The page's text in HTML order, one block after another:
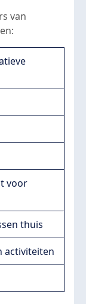
van
voor
thuis
activiteiten